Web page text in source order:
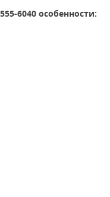
6040 особенности: